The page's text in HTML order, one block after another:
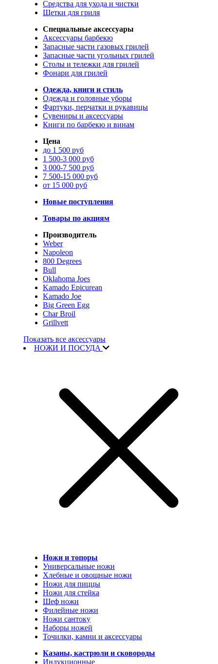
Средства для ухода и чистки
Щетки для гриля
Специальные аксессуары
Аксессуары барбекю
Запасные части газовых грилей
Запасные части угольных грилей
Столы и тележки для грилей
Фонари для грилей
Одежда, книги и стиль
Одежда и головные уборы
Фартуки, перчатки и рукавицы
Сувениры и аксессуары
Книги по барбекю и винам
Цена
до 1 500 руб
1 500-3 000 руб
3 000-7 500 руб
7 500-15 000 руб
от 15 000 руб
Новые поступления
Товары по акциям
Производитель
Weber
Napoleon
800 Degrees
Bull
Oklahoma Joes
Kamado Epicurean
Kamado Joe
Big Green Egg
Char Broil
Grillvett
Показать все аксессуары
НОЖИ И ПОСУДА
Ножи и топоры
Универсальные ножи
Хлебные и овощные ножи
Ножи для пиццы
Ножи для стейка
Шеф ножи
Филейные ножи
Ножи сантоку
Наборы ножей
Точилки, камни и аксессуары
Казаны, кастрюли и сковороды
Индукционные